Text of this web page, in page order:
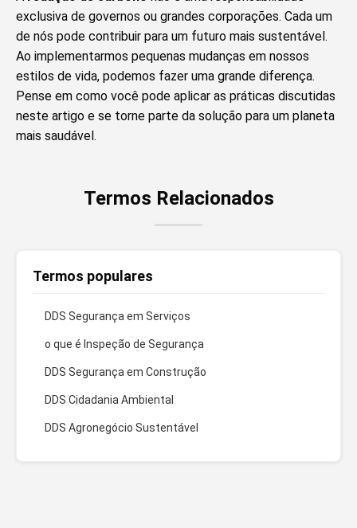
exclusiva de governos ou grandes corporações. Cada um
de nós pode contribuir para um futuro mais sustentável.
Ao implementarmos pequenas mudanças em nossos
estilos de vida, podemos fazer uma grande diferença.
Pense em como você pode aplicar as práticas discutidas
neste artigo e se torne parte da solução para um planeta
mais saudável.
Termos Relacionados
Termos populares
DDS Segurança em Serviços
o que é Inspeção de Segurança
DDS Segurança em Construção
DDS Cidadania Ambiental
DDS Agronegócio Sustentável